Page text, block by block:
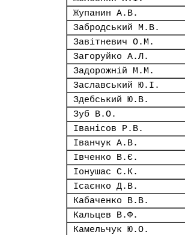
Жупанин А.В.
Забродський М.В.
Завітневич О.М.
Загоруйко А.Л.
Задорожній М.М.
Заславський Ю.І.
Здебський Ю.В.
Зуб В.О.
Іванісов Р.В.
Іванчук А.В.
Івченко В.Є.
Іонушас С.К.
Ісаєнко Д.В.
Кабаченко В.В.
Кальцев В.Ф.
Камельчук Ю.О.